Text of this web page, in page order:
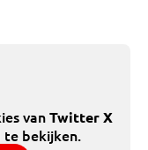
vanTwitter X
te bekijken.